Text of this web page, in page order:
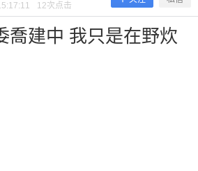
12次点击
喬建中 我只是在野炊